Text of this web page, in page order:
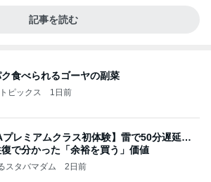
記事を読む
食べられるゴーヤの副菜
ピックス 1日前
プレミアムクラス初体験】雷で50分遅延…
で分かった「余裕を買う」価値
スタバマダム 2日前